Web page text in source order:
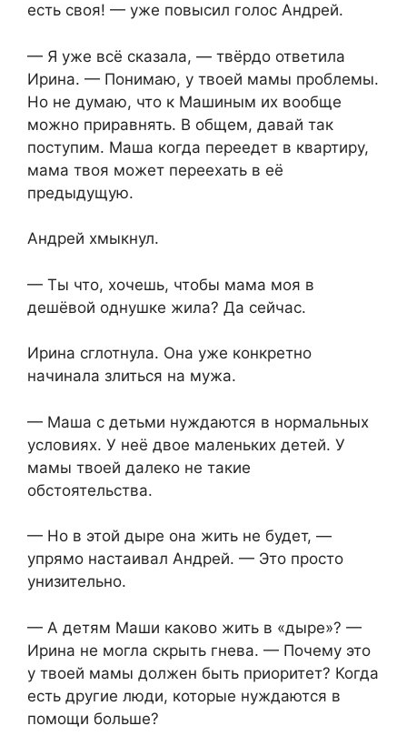
есть своя! — уже повысил голос Андрей.
— Я уже всё сказала, — твёрдо ответила
Ирина. — Понимаю, у твоей мамы проблемы.
Но не думаю, что к Машиным их вообще
можно приравнять. В общем, давай так
поступим. Маша когда переедет в квартиру,
мама твоя может переехать в её
предыдущую.
Андрей хмыкнул.
— Ты что, хочешь, чтобы мама моя в
дешёвой однушке жила? Да сейчас.
Ирина сглотнула. Она уже конкретно
начинала злиться на мужа.
— Маша с детьми нуждаются в нормальных
условиях. У неё двое маленьких детей. У
мамы твоей далеко не такие
обстоятельства.
— Но в этой дыре она жить не будет, —
упрямо настаивал Андрей. — Это просто
унизительно.
— А детям Маши каково жить в «дыре»? —
Ирина не могла скрыть гнева. — Почему это
у твоей мамы должен быть приоритет? Когда
есть другие люди, которые нуждаются в
помощи больше?